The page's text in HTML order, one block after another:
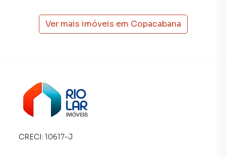
porque temos uma equipe de marketing digital focada em
produzir campanhas específicas para Rio de Janeiro, o que
time de programadores, corretores treinados e uma
central de atendimento preparada para atender
proprietários e inquilinos.
Ver mais imóveis em Copacabana
CRECI: 10617-J